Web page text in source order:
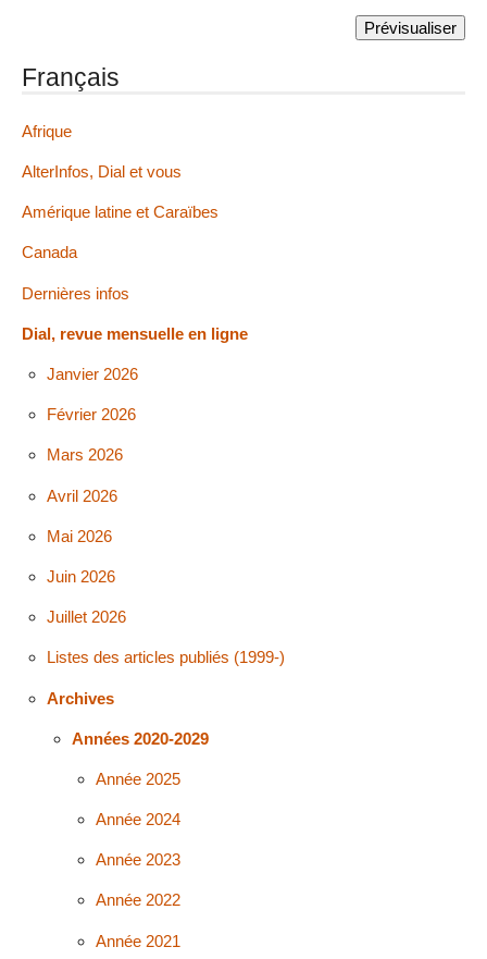
Français
Afrique
AlterInfos, Dial et vous
Amérique latine et Caraïbes
Canada
Dernières infos
Dial, revue mensuelle en ligne
Janvier 2026
Février 2026
Mars 2026
Avril 2026
Mai 2026
Juin 2026
Juillet 2026
Listes des articles publiés (1999-)
Archives
Années 2020-2029
Année 2025
Année 2024
Année 2023
Année 2022
Année 2021